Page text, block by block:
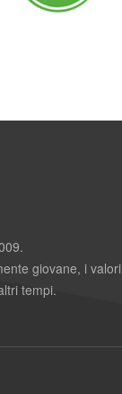
giovane, i valori
tempi.